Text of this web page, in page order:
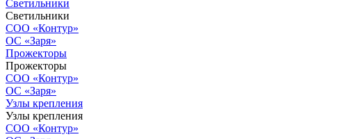
Светильники
Светильники
СОО «Контур»
ОС «Заря»
Прожекторы
Прожекторы
СОО «Контур»
ОС «Заря»
Узлы крепления
Узлы крепления
СОО «Контур»